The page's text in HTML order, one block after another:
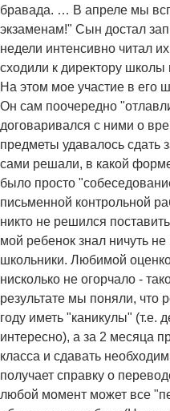
бравада. … В апреле мы
экзаменам!" Сын достал
недели интенсивно читал
сходили к директору школы
На этом мое участие в его
Он сам поочередно
договаривался с ними о
предметы удавалось сдать
сами решали, в какой
было просто
письменной контрольной
никто не решился
мой ребенок знал ничуть
школьники. Любимой
нисколько не огорчало -
результате мы поняли, что
году иметь "каникулы" (т.е.
интересно), а за 2 месяца
класса и сдавать
получает справку о
любой момент может все